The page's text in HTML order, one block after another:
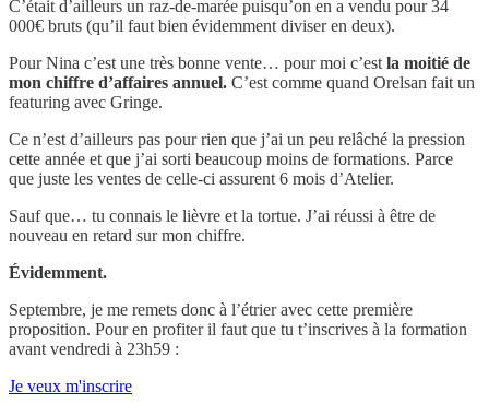
C’était d’ailleurs un raz-de-marée puisqu’on en a vendu pour 34
000€ bruts (qu’il faut bien évidemment diviser en deux).
Pour Nina c’est une très bonne vente… pour moi c’est la moitié de
mon chiffre d’affaires annuel. C’est comme quand Orelsan fait un
featuring avec Gringe.
Ce n’est d’ailleurs pas pour rien que j’ai un peu relâché la pression
cette année et que j’ai sorti beaucoup moins de formations. Parce
que juste les ventes de celle-ci assurent 6 mois d’Atelier.
Sauf que… tu connais le lièvre et la tortue. J’ai réussi à être de
nouveau en retard sur mon chiffre.
Évidemment.
Septembre, je me remets donc à l’étrier avec cette première
proposition. Pour en profiter il faut que tu t’inscrives à la formation
avant vendredi à 23h59 :
Je veux m'inscrire